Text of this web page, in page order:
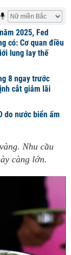
2025, Fed
có: Cơ quan điều
lung lay thế
8 ngay trước
cắt giảm lãi
do nước biển ấm
Nhu cầu
càng lớn.